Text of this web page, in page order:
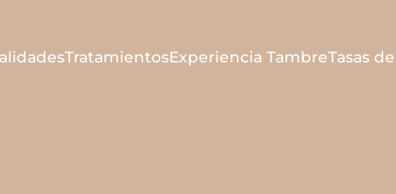
TratamientosExperiencia TambreTasas